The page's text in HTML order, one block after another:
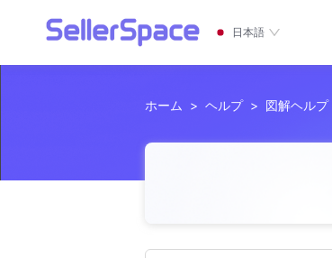
日本語
ホーム > ヘルプ > 図解ヘルプ